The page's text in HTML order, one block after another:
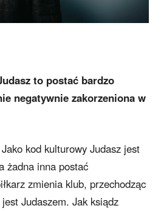
to postać bardzo
negatywnie zakorzeniona w
Jako kod kulturowy Judasz jest
żadna inna postać
zmienia klub, przechodząc
Judaszem. Jak ksiądz